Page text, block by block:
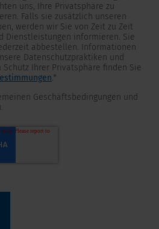
uns, Ihre Privatsphäre zu
Falls sie zusätzlich unseren
werden wir Sie von Zeit zu Zeit
Dienstleistungen informieren. Sie
abbestellen. Informationen
Datenschutzpraktiken und
Ihrer Privatsphäre finden Sie
.*
Geschäftsbedingungen und